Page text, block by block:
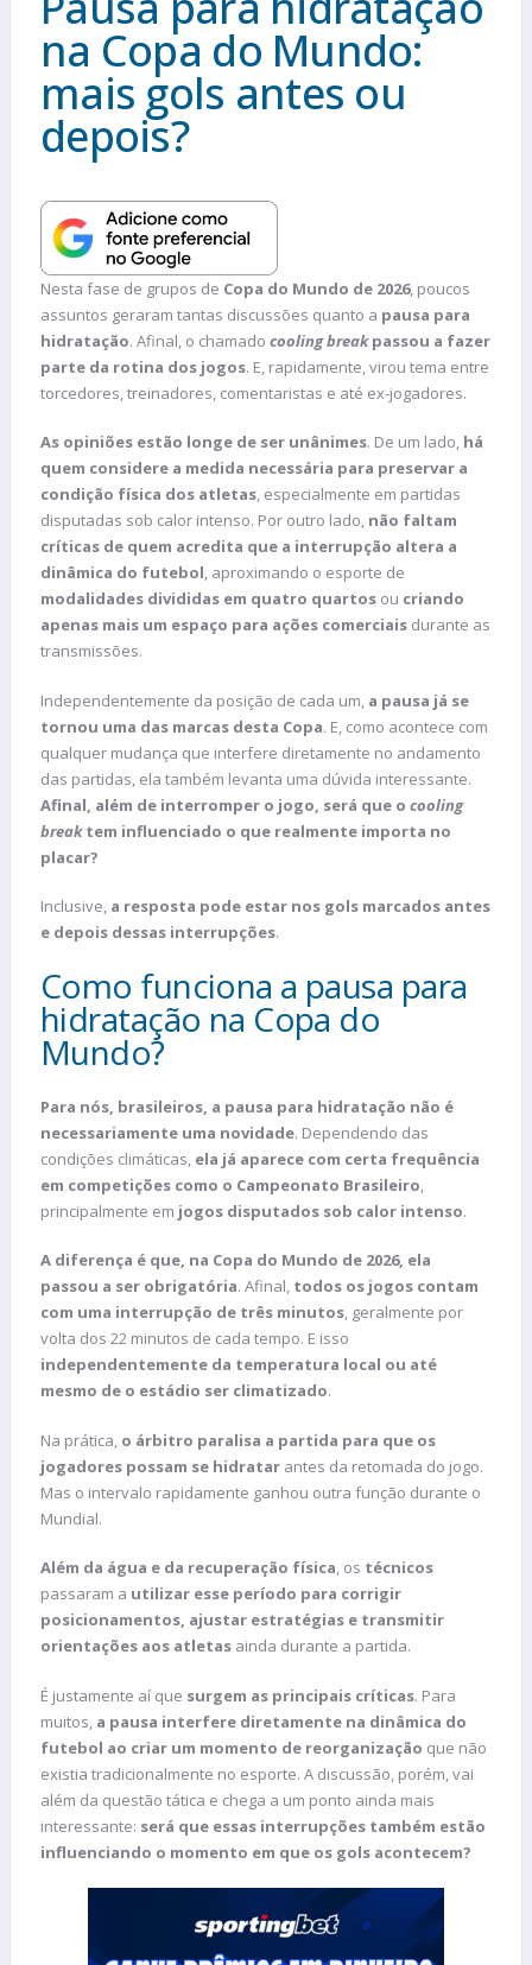
na Copa do Mundo:
mais gols antes ou
depois?
Nesta fase de grupos de Copa do Mundo de 2026, poucos
assuntos geraram tantas discussões quanto a pausa para
hidratação. Afinal, o chamado cooling breakpassou a fazer
parte da rotina dos jogos. E, rapidamente, virou tema entre
torcedores, treinadores, comentaristas e até ex-jogadores.
As opiniões estão longe de ser unânimes. De um lado, há
quem considere a medida necessária para preservar a
condição física dos atletas, especialmente em partidas
disputadas sob calor intenso. Por outro lado, não faltam
críticas de quem acredita que a interrupção altera a
dinâmica do futebol, aproximando o esporte de
modalidades divididas em quatro quartos ou criando
apenas mais um espaço para ações comerciais durante as
transmissões.
Independentemente da posição de cada um, a pausa já se
tornou uma das marcas desta Copa. E, como acontece com
qualquer mudança que interfere diretamente no andamento
das partidas, ela também levanta uma dúvida interessante.
Afinal, além de interromper o jogo, será que o cooling
breaktem influenciado o que realmente importa no
placar?
Inclusive, a resposta pode estar nos gols marcados antes
e depois dessas interrupções.
Como funciona a pausa para
hidratação na Copa do
Mundo?
Para nós, brasileiros, a pausa para hidratação não é
necessariamente uma novidade. Dependendo das
condições climáticas, ela já aparece com certa frequência
em competições como o Campeonato Brasileiro,
principalmente em jogos disputados sob calor intenso.
A diferença é que, na Copa do Mundo de 2026, ela
passou a ser obrigatória. Afinal, todos os jogos contam
com uma interrupção de três minutos, geralmente por
volta dos 22 minutos de cada tempo. E isso
independentemente da temperatura local ou até
mesmo de o estádio ser climatizado.
Na prática, o árbitro paralisa a partida para que os
jogadores possam se hidratar antes da retomada do jogo.
Mas o intervalo rapidamente ganhou outra função durante o
Mundial.
Além da água e da recuperação física, os técnicos
passaram a utilizar esse período para corrigir
posicionamentos, ajustar estratégias e transmitir
orientações aos atletas ainda durante a partida.
É justamente aí que surgem as principais críticas. Para
muitos, a pausa interfere diretamente na dinâmica do
futebol ao criar um momento de reorganização que não
existia tradicionalmente no esporte. A discussão, porém, vai
além da questão tática e chega a um ponto ainda mais
interessante: será que essas interrupções também estão
influenciando o momento em que os gols acontecem?